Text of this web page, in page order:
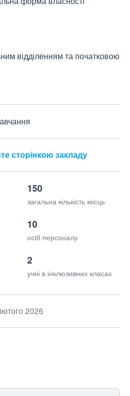
відділенням та початковою
сторінкою закладу
150
загальна кількість місць
10
осіб персоналу
2
учні в інклюзивних класах
2026